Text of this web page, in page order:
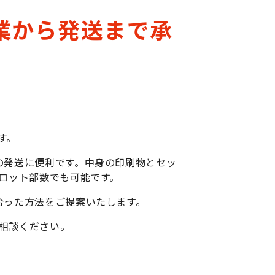
から発送まで承
送に便利です。中身の印刷物とセッ
ト部数でも可能です。
た方法をご提案いたします。
談ください。